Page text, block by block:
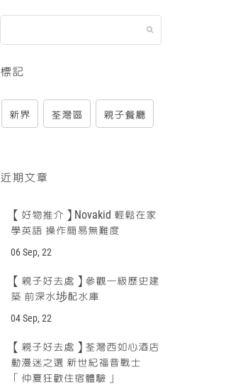
標記
新界 荃灣區 親子餐廳
近期文章
【好物推介】Novakid 輕鬆在家
學英語 操作簡易無難度
06 Sep, 22
【親子好去處】參觀一級歷史建
築 前深水埗配水庫
04 Sep, 22
【親子好去處】荃灣西如心酒店
動漫迷之選 新世紀福音戰士
「仲夏狂歡住宿體驗」